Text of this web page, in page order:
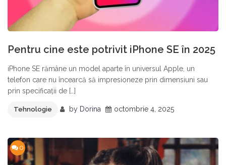
Pentru cine este potrivit iPhone SE în 2025
iPhone SE rămâne un model aparte în universul Apple, un
telefon care nu încearcă să impresioneze prin dimensiuni sau
prin specificații de […]
Tehnologie by Dorina octombrie 4, 2025
0